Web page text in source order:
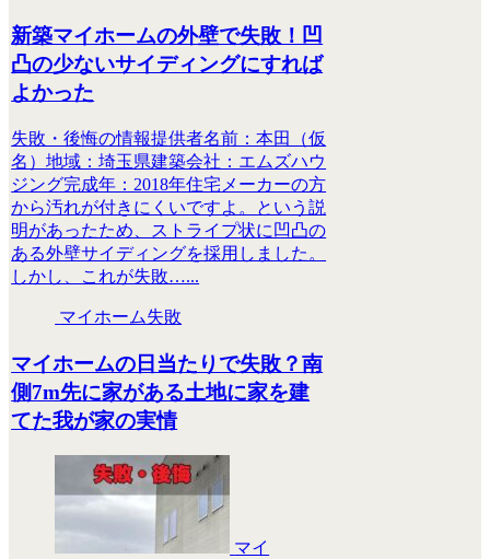
新築マイホームの外壁で失敗！凹
凸の少ないサイディングにすれば
よかった
失敗・後悔の情報提供者名前：本田（仮
名）地域：埼玉県建築会社：エムズハウ
ジング完成年：2018年住宅メーカーの方
から汚れが付きにくいですよ。という説
明があったため、ストライプ状に凹凸の
ある外壁サイディングを採用しました。
しかし、これが失敗…...
マイホーム失敗
マイホームの日当たりで失敗？南
側7m先に家がある土地に家を建
てた我が家の実情
マイ